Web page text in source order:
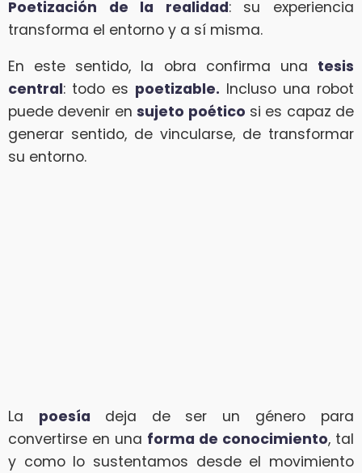
Poetización de la realidad: su experiencia
transforma el entorno y a sí misma.
En este sentido, la obra confirma una tesis
central: todo es poetizable. Incluso una robot
puede devenir ensujeto poético si es capaz de
generar sentido, de vincularse, de transformar
su entorno.
La poesía deja de ser un género para
convertirse en una forma de conocimiento, tal
y como lo sustentamos desde el movimiento